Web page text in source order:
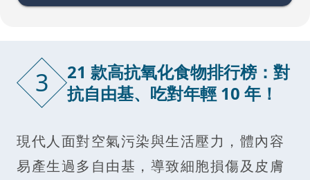
3
21 款高抗氧化食物排行榜：對
抗自由基、吃對年輕 10 年！
現代人面對空氣污染與生活壓力，體內容
易產生過多自由基，導致細胞損傷及皮膚